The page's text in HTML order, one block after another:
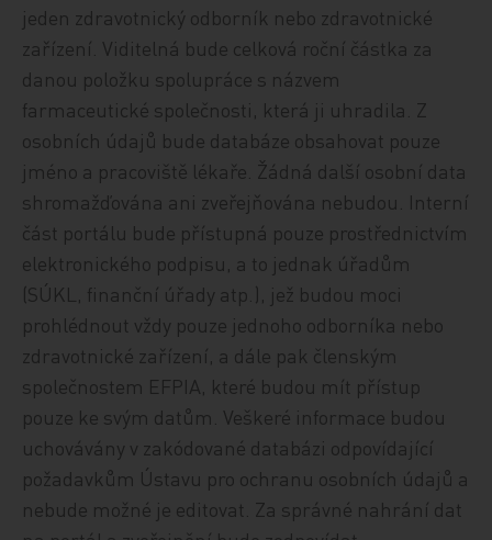
jeden zdravotnický odborník nebo zdravotnické
zařízení. Viditelná bude celková roční částka za
danou položku spolupráce s názvem
farmaceutické společnosti, která ji uhradila. Z
osobních údajů bude databáze obsahovat pouze
jméno a pracoviště lékaře. Žádná další osobní data
shromažďována ani zveřejňována nebudou. Interní
část portálu bude přístupná pouze prostřednictvím
elektronického podpisu, a to jednak úřadům
(SÚKL, finanční úřady atp.), jež budou moci
prohlédnout vždy pouze jednoho odborníka nebo
zdravotnické zařízení, a dále pak členským
společnostem EFPIA, které budou mít přístup
pouze ke svým datům. Veškeré informace budou
uchovávány v zakódované databázi odpovídající
požadavkům Ústavu pro ochranu osobních údajů a
nebude možné je editovat. Za správné nahrání dat